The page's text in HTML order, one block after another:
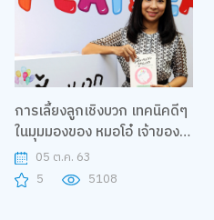
การเลี้ยงลูกเชิงบวก เทคนิคดีๆ
ในมุมมองของ หมอโอ๋ เจ้าของ
เพจดัง “เลี้ยงลูกนอกบ้าน”
05 ต.ค. 63
5
5108